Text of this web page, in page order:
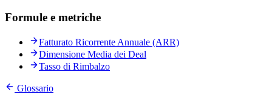
Formule e metriche
Fatturato Ricorrente Annuale (ARR)
Dimensione Media dei Deal
Tasso di Rimbalzo
Glossario